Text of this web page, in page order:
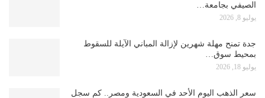
الصيفي بجامعة…
يوليو 8, 2026
جدة تمنح مهلة شهرين لإزالة المباني الآيلة للسقوط
بمحيط سوق…
يوليو 18, 2026
سعر الذهب اليوم الأحد في السعودية ومصر.. كم سجل